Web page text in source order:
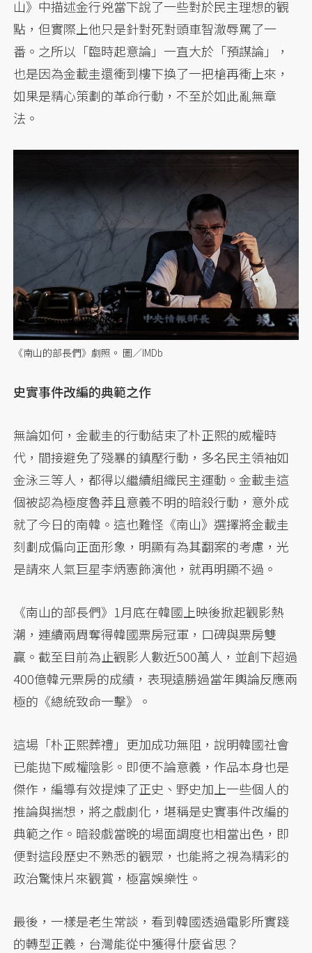
山》中描述金行兇當下說了一些對於民主理想的觀
點，但實際上他只是針對死對頭車智澈辱罵了一
番。之所以「臨時起意論」一直大於「預謀論」，
也是因為金載圭還衝到樓下換了一把槍再衝上來，
如果是精心策劃的革命行動，不至於如此亂無章
法。
《南山的部長們》劇照。 圖／IMDb
史實事件改編的典範之作
無論如何，金載圭的行動結束了朴正熙的威權時
代，間接避免了殘暴的鎮壓行動，多名民主領袖如
金泳三等人，都得以繼續組織民主運動。金載圭這
個被認為極度魯莽且意義不明的暗殺行動，意外成
就了今日的南韓。這也難怪《南山》選擇將金載圭
刻劃成偏向正面形象，明顯有為其翻案的考慮，光
是請來人氣巨星李炳憲飾演他，就再明顯不過。
《南山的部長們》1月底在韓國上映後掀起觀影熱
潮，連續兩周奪得韓國票房冠軍，口碑與票房雙
贏。截至目前為止觀影人數近500萬人，並創下超過
400億韓元票房的成績，表現遠勝過當年輿論反應兩
極的《總統致命一擊》。
這場「朴正熙葬禮」更加成功無阻，說明韓國社會
已能拋下威權陰影。即便不論意義，作品本身也是
傑作，編導有效提煉了正史、野史加上一些個人的
推論與揣想，將之戲劇化，堪稱是史實事件改編的
典範之作。暗殺戲當晚的場面調度也相當出色，即
便對這段歷史不熟悉的觀眾，也能將之視為精彩的
政治驚悚片來觀賞，極富娛樂性。
最後，一樣是老生常談，看到韓國透過電影所實踐
的轉型正義，台灣能從中獲得什麼省思？